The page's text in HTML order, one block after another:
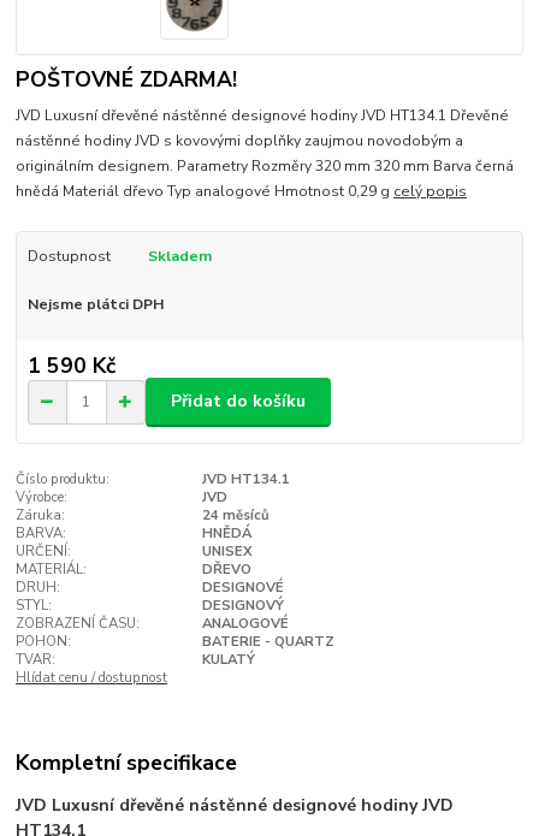
POŠTOVNÉ ZDARMA!
JVD Luxusní dřevěné nástěnné designové hodiny JVD HT134.1 Dřevěné
nástěnné hodiny JVD s kovovými doplňky zaujmou novodobým a
originálním designem. Parametry Rozměry 320 mm 320 mm Barva černá
hnědá Materiál dřevo Typ analogové Hmotnost 0,29 g celý popis
Dostupnost Skladem
Nejsme plátci DPH
1 590 Kč
Přidat do košíku
Číslo produktu:
JVD HT134.1
Výrobce:
JVD
Záruka:
24 měsíců
BARVA:
HNĚDÁ
URČENÍ:
UNISEX
MATERIÁL:
DŘEVO
DRUH:
DESIGNOVÉ
STYL:
DESIGNOVÝ
ZOBRAZENÍ ČASU:
ANALOGOVÉ
POHON:
BATERIE - QUARTZ
TVAR:
KULATÝ
Hlídat cenu / dostupnost
Kompletní specifikace
JVD Luxusní dřevěné nástěnné designové hodiny JVD
HT134.1